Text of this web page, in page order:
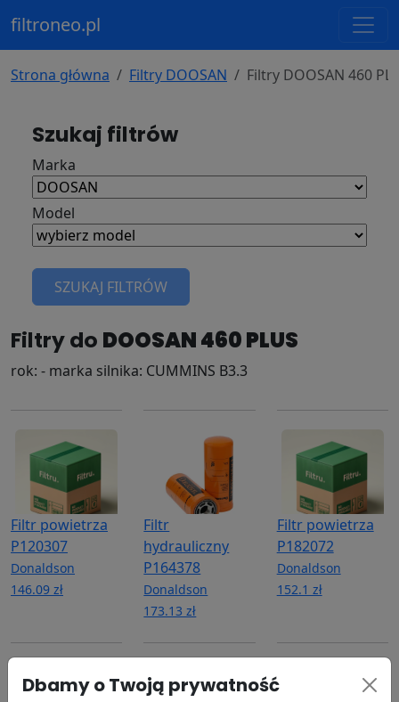
filtroneo.pl
Strona główna Filtry DOOSAN Filtry DOOSAN 460
Szukaj filtrów
Marka
Model
SZUKAJ FILTRÓW
Filtry do DOOSAN 460 PLUS
rok: - marka silnika: CUMMINS B3.3
Filtr powietrza
P120307
Donaldson
146.09 zł
Filtr
hydrauliczny
P164378
Donaldson
173.13 zł
Filtr powietrza
P182072
Donaldson
152.1 zł
Dbamy o Twoją prywatność